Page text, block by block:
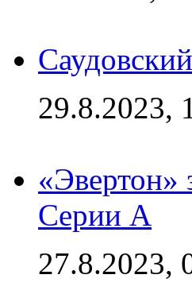
29.8.2023,
«Эвертон»
Серии А
27.8.2023,